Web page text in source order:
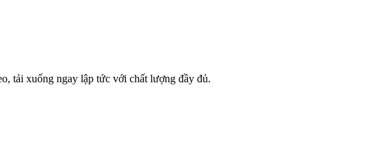
tải xuống ngay lập tức với chất lượng đầy đủ.